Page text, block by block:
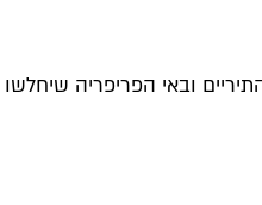
ובאי הפריפריה